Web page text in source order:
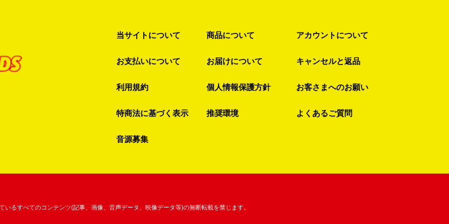
当サイトについて 商品について アカウントについて
お支払いについて お届けについて キャンセルと返品
利用規約 個人情報保護方針 お客さまへのお願い
特商法に基づく表示 推奨環境 よくあるご質問
音源募集
いるすべてのコンテンツ(記事、画像、音声データ、映像データ等)の無断転載を禁じます。